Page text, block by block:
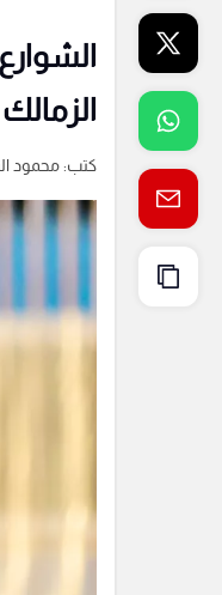
الزمالك
كتب:محمود